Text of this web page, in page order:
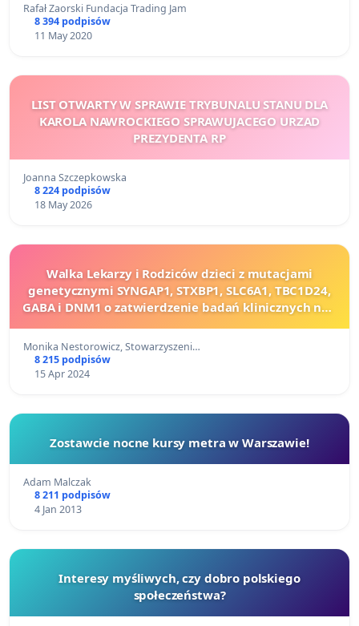
Rafał Zaorski Fundacja Trading Jam
8 394 podpisów
11 May 2020
LIST OTWARTY W SPRAWIE TRYBUNALU STANU DLA
KAROLA NAWROCKIEGO SPRAWUJACEGO URZAD
PREZYDENTA RP
Joanna Szczepkowska
8 224 podpisów
18 May 2026
Walka Lekarzy i Rodziców dzieci z mutacjami
genetycznymi SYNGAP1, STXBP1, SLC6A1, TBC1D24,
GABA i DNM1 o zatwierdzenie badań klinicznych nad
Monika Nestorowicz, Stowarzyszeni…
8 215 podpisów
15 Apr 2024
Zostawcie nocne kursy metra w Warszawie!
Adam Malczak
8 211 podpisów
4 Jan 2013
Interesy myśliwych, czy dobro polskiego
społeczeństwa?